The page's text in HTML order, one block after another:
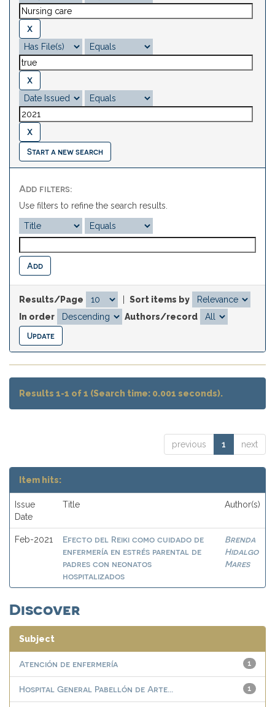
Start a new search
Add filters:
Use filters to refine the search results.
Results/Page
Sort items by
In order
Authors/record
Results 1-1 of 1 (Search time: 0.001 seconds).
previous 1 next
Item hits:
Issue
Date
Title Author(s)
Feb-2021
Efecto del Reiki como cuidado de
enfermería en estrés parental de
padres con neonatos
hospitalizados
Brenda
Hidalgo
Mares
Discover
Subject
1
Atención de enfermería
1
Hospital General Pabellón de Arte...